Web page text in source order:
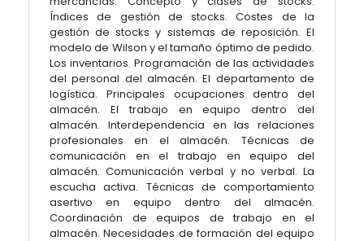
Índices de gestión de stocks. Costes de la
gestión de stocks y sistemas de reposición. El
modelo de Wilson y el tamaño óptimo de pedido.
Los inventarios. Programación de las actividades
del personal del almacén. El departamento de
logística. Principales ocupaciones dentro del
almacén. El trabajo en equipo dentro del
almacén. Interdependencia en las relaciones
profesionales en el almacén. Técnicas de
comunicación en el trabajo en equipo del
almacén. Comunicación verbal y no verbal. La
escucha activa. Técnicas de comportamiento
asertivo en equipo dentro del almacén.
Coordinación de equipos de trabajo en el
almacén. Necesidades de formación del equipo